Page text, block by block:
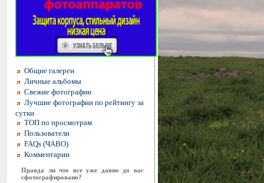
Общие галереи
Личные альбомы
Свежие фотографии
Лучшие фотографии по рейтингу за
сутки
ТОП по просмотрам
Пользователи
FAQs (ЧАВО)
Комментарии
Правда ли что все уже давно до вас
сфотографировано?